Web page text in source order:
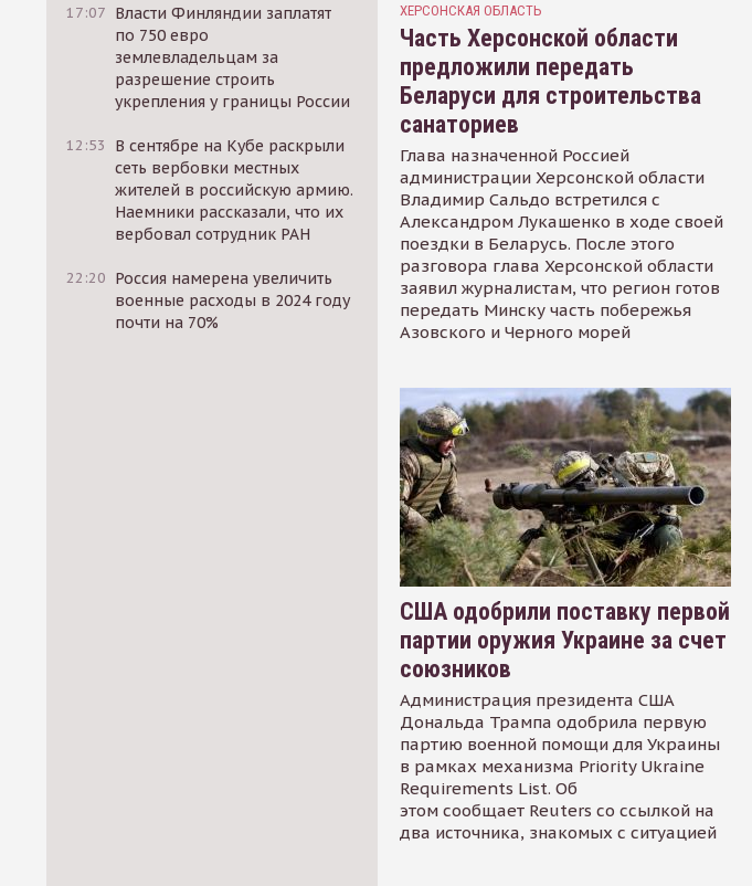
17:07 Власти Финляндии заплатят
по 750 евро
землевладельцам за
разрешение строить
укрепления у границы России
12:53
В сентябре на Кубе раскрыли
сеть вербовки местных
жителей в российскую армию.
Наемники рассказали, что их
вербовал сотрудник РАН
22:20 Россия намерена увеличить
военные расходы в 2024 году
почти на 70%
ХЕРСОНСКАЯ ОБЛАСТЬ
Часть Херсонской области
предложили передать
Беларуси для строительства
санаториев
Глава назначенной Россией
администрации Херсонской области
Владимир Сальдо встретился с
Александром Лукашенко в ходе своей
поездки в Беларусь. После этого
разговора глава Херсонской области
заявил журналистам, что регион готов
передать Минску часть побережья
Азовского и Черного морей
США одобрили поставку первой
партии оружия Украине за счет
союзников
Администрация президента США
Дональда Трампа одобрила первую
партию военной помощи для Украины
в рамках механизма Priority Ukraine
Requirements List. Об
этом сообщает Reuters со ссылкой на
два источника, знакомых с ситуацией